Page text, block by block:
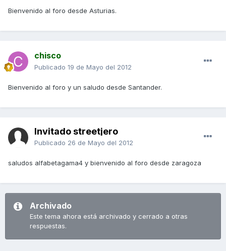
Bienvenido al foro desde Asturias.
chisco
Publicado 19 de Mayo del 2012
Bienvenido al foro y un saludo desde Santander.
Invitado streetjero
Publicado 26 de Mayo del 2012
saludos alfabetagama4 y bienvenido al foro desde zaragoza
Archivado
Este tema ahora está archivado y cerrado a otras
respuestas.